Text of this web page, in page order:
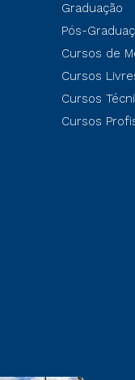
Graduação
Pós-
Cursos de
Cursos
Cursos
Cursos